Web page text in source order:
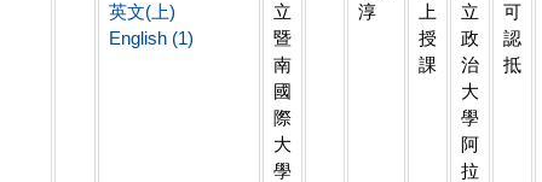
英文(上)
English (1)
立
暨
南
國
際
大
學
淳
上
授
課
立
政
治
大
學
阿
拉
可
認
抵